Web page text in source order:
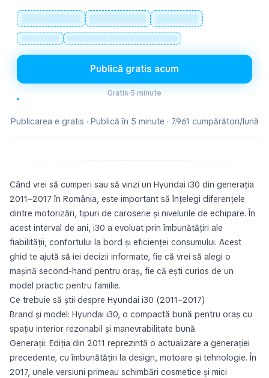
Publică gratis acum
Gratis·5 minute
Publicarea e gratis · Publică în 5 minute · 7.961 cumpărători/lună
Când vrei să cumperi sau să vinzi un Hyundai i30 din generația
2011–2017 în România, este important să înțelegi diferențele
dintre motorizări, tipuri de caroserie și nivelurile de echipare. În
acest interval de ani, i30 a evoluat prin îmbunătățiri ale
fiabilității, confortului la bord și eficienței consumului. Acest
ghid te ajută să iei decizii informate, fie că vrei să alegi o
mașină second-hand pentru oraș, fie că ești curios de un
model practic pentru familie.
Ce trebuie să știi despre Hyundai i30 (2011–2017)
Brand și model: Hyundai i30, o compactă bună pentru oraș cu
spațiu interior rezonabil și manevrabilitate bună.
Generații: Ediția din 2011 reprezintă o actualizare a generației
precedente, cu îmbunătățiri la design, motoare și tehnologie. În
2017, unele versiuni primeau schimbări cosmetice și mici